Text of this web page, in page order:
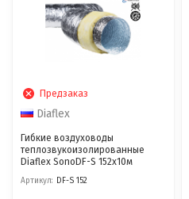
Предзаказ
Diaflex
Гибкие воздуховоды
теплозвукоизолированные
Diaflex SonoDF-S 152х10м
Артикул: DF-S 152